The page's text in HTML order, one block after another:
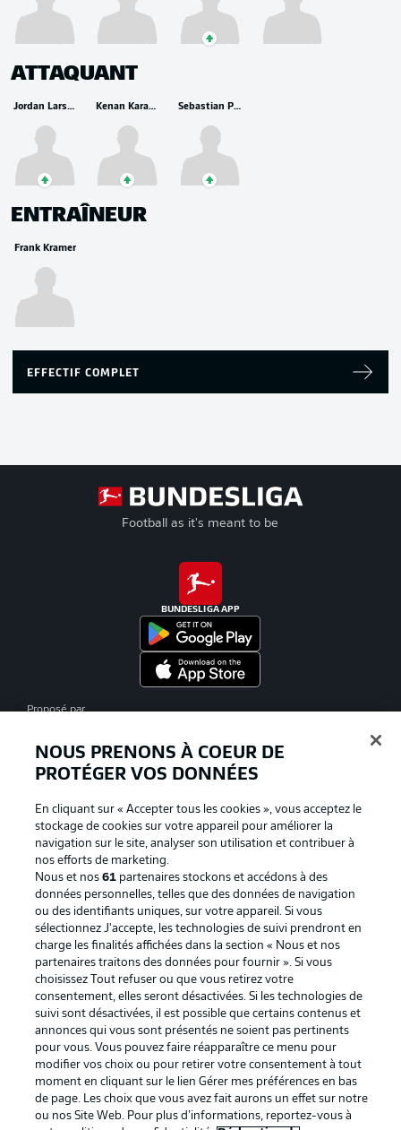
ATTAQUANT
Jordan Larsson Kenan Karaman Sebastian Polter
ENTRAÎNEUR
Frank Kramer
EFFECTIF COMPLET
Football as it's meant to be
BUNDESLIGA APP
Proposé par
La publicité Conditions d’utilisation des
services
Mentions Légales Gérer mes préférences
Déclaration de
confidentialité
Diffuseurs
Travaux Contact
Joueurs
NOUS PRENONS À COEUR DE
PROTÉGER VOS DONNÉES
En cliquant sur « Accepter tous les cookies », vous acceptez le
stockage de cookies sur votre appareil pour améliorer la
navigation sur le site, analyser son utilisation et contribuer à
nos efforts de marketing.
Nous et nos 61partenaires stockons et accédons à des
données personnelles, telles que des données de navigation
ou des identifiants uniques, sur votre appareil. Si vous
sélectionnez J'accepte, les technologies de suivi prendront en
charge les finalités affichées dans la section « Nous et nos
partenaires traitons des données pour fournir ». Si vous
choisissez Tout refuser ou que vous retirez votre
consentement, elles seront désactivées. Si les technologies de
suivi sont désactivées, il est possible que certains contenus et
annonces qui vous sont présentés ne soient pas pertinents
pour vous. Vous pouvez faire réapparaître ce menu pour
modifier vos choix ou pour retirer votre consentement à tout
moment en cliquant sur le lien Gérer mes préférences en bas
de page. Les choix que vous avez fait aurons un effet sur notre
ou nos Site Web. Pour plus d’informations, reportez-vous à